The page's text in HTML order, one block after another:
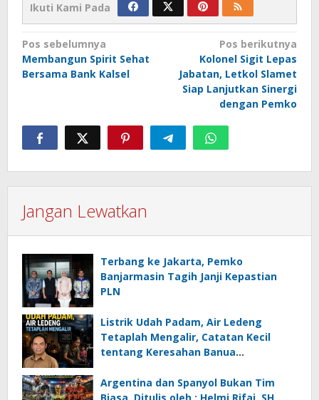
Ikuti Kami Pada
Navigasi
pos
Pos sebelumnya
Membangun Spirit Sehat
Bersama Bank Kalsel
Pos berikutnya
Kolonel Sigit Lepas
Jabatan, Letkol Slamet
Siap Lanjutkan Sinergi
dengan Pemko
Jangan Lewatkan
Terbang ke Jakarta, Pemko
Banjarmasin Tagih Janji Kepastian
PLN
Listrik Udah Padam, Air Ledeng
Tetaplah Mengalir, Catatan Kecil
tentang Keresahan Banua
Ancaman Lingkungan, Oleh : Helmi
Rifai, SH
Argentina dan Spanyol Bukan Tim